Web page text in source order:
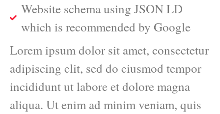
Website schema using JSON LD
which is recommended by Google
Lorem ipsum dolor sit amet, consectetur
adipiscing elit, sed do eiusmod tempor
incididunt ut labore et dolore magna
aliqua. Ut enim ad minim veniam, quis